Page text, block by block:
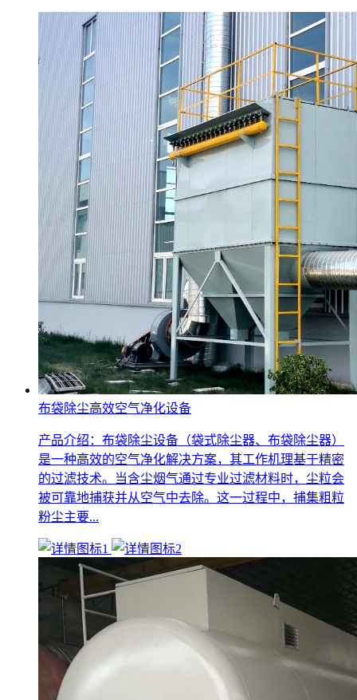
布袋除尘高效空气净化设备
产品介绍：布袋除尘设备（袋式除尘器、布袋除尘器）
是一种高效的空气净化解决方案，其工作机理基于精密
的过滤技术。当含尘烟气通过专业过滤材料时，尘粒会
被可靠地捕获并从空气中去除。这一过程中，捕集粗粒
粉尘主要...